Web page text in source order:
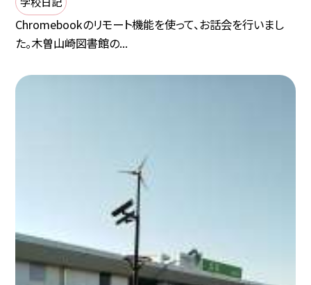
Chromebookのリモート機能を使って、お話会を行いまし
た。木曽山崎図書館の...